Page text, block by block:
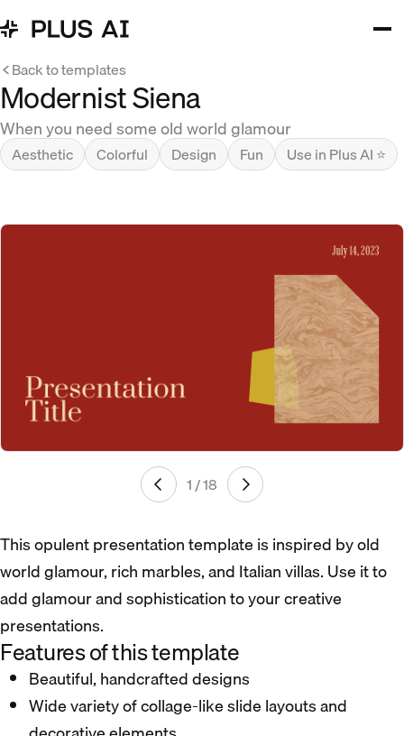
Back to templates
Modernist Siena
When you need some old world glamour
Aesthetic Colorful Design Fun Use in Plus AI ⭐
1 / 18
This opulent presentation template is inspired by old
world glamour, rich marbles, and Italian villas. Use it to
add glamour and sophistication to your creative
presentations.
Features of this template
Beautiful, handcrafted designs
Wide variety of collage-like slide layouts and